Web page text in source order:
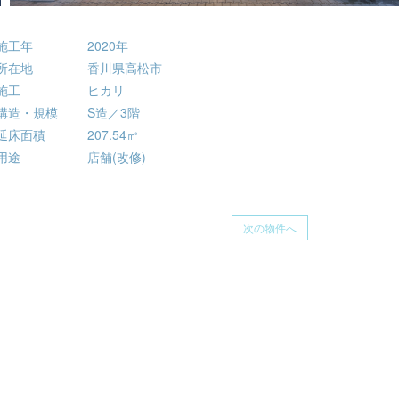
工年
2020年
在地
香川県高松市
工
ヒカリ
造・規模
S造／3階
床面積
207.54㎡
途
店舗(改修)
次の物件へ